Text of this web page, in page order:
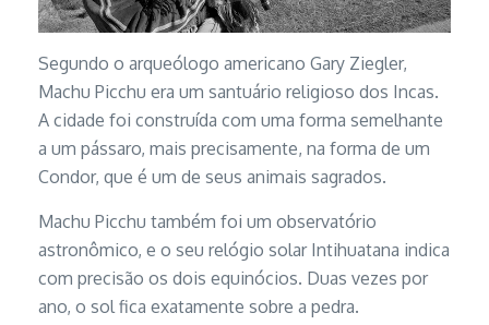
Segundo o arqueólogo americano Gary Ziegler,
Machu Picchu era um santuário religioso dos Incas.
A cidade foi construída com uma forma semelhante
a um pássaro, mais precisamente, na forma de um
Condor, que é um de seus animais sagrados.
Machu Picchu também foi um observatório
astronômico, e o seu relógio solar Intihuatana indica
com precisão os dois equinócios. Duas vezes por
ano, o sol fica exatamente sobre a pedra.